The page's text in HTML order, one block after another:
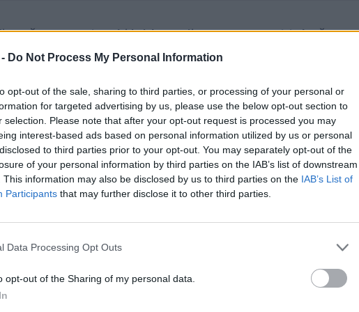
Do Not Process My Personal Information
opt-out of the sale, sharing to third parties, or processing of your personal or
for targeted advertising by us, please use the below opt-out section to
selection. Please note that after your opt-out request is processed you may
interest-based ads based on personal information utilized by us or personal
to third parties prior to your opt-out. You may separately opt-out of the
of your personal information by third parties on the IAB’s list of downstream
This information may also be disclosed by us to third parties on the IAB’s List of
Participants that may further disclose it to other third parties.
Data Processing Opt Outs
opt-out of the Sharing of my personal data.
močnega vetra, ki lahko vpliva na varnost tekačev,
Velenjčan
svoje vire na Googlu
zaklasično in drsalno tehniko, so sicer odprli pred nekaj manj
na voljo vsak dan med 8. in 20. uro in je v